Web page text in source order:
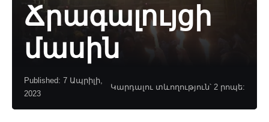
Ճրագալույցի
մասին
Published: 7 Ապրիլի,
2023
Կարդալու տևողություն՝ 2 րոպե: